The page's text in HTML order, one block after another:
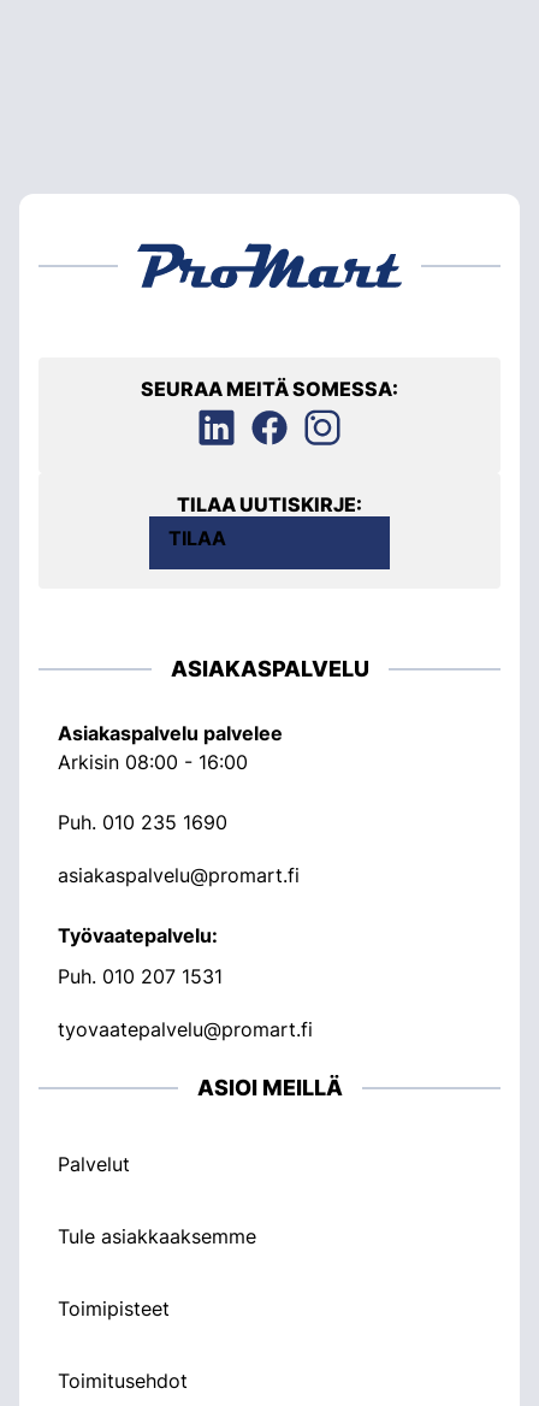
SEURAA MEITÄ SOMESSA:
TILAA UUTISKIRJE:
TILAA
ASIAKASPALVELU
Asiakaspalvelu palvelee
Arkisin 08:00 - 16:00
Puh. 010 235 1690
asiakaspalvelu@promart.fi
Työvaatepalvelu:
Puh. 010 207 1531
tyovaatepalvelu@promart.fi
ASIOI MEILLÄ
Palvelut
Tule asiakkaaksemme
Toimipisteet
Toimitusehdot